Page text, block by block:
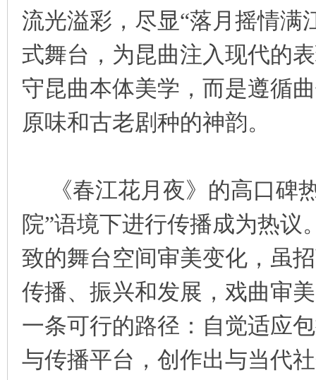
流光溢彩，尽显“落月摇情满
式舞台，为昆曲注入现代的
守昆曲本体美学，而是遵循
原味和古老剧种的神韵。
《春江花月夜》的高口碑
院”语境下进行传播成为热
致的舞台空间审美变化，虽
传播、振兴和发展，戏曲审
一条可行的路径：自觉适应
与传播平台，创作出与当代